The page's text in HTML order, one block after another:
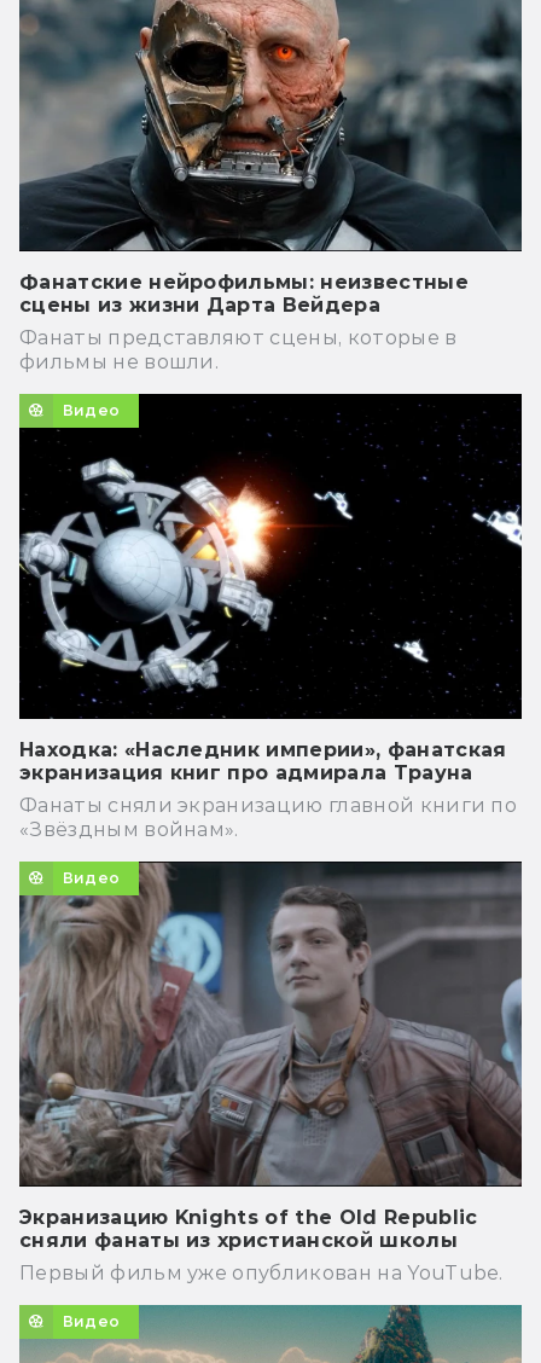
Фанатские нейрофильмы: неизвестные
сцены из жизни Дарта Вейдера
Фанаты представляют сцены, которые в
фильмы не вошли.
Видео
Находка: «Наследник империи», фанатская
экранизация книг про адмирала Трауна
Фанаты сняли экранизацию главной книги по
«Звёздным войнам».
Видео
Экранизацию Knights of the Old Republic
сняли фанаты из христианской школы
Первый фильм уже опубликован на YouTube.
Видео